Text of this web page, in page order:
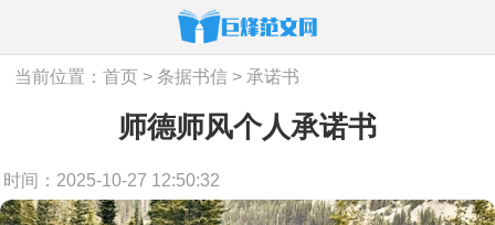
当前位置：首页 >条据书信 > 承诺书
师德师风个人承诺书
时间：2025-10-27 12:50:32